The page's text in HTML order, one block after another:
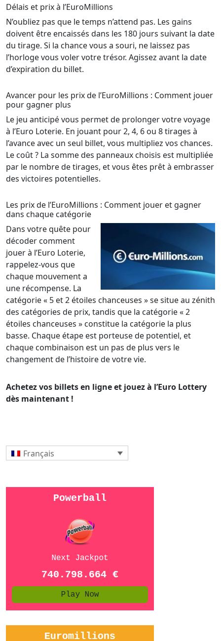
Délais et prix à l’EuroMillions
N’oubliez pas que le temps n’attend pas. Les gains
doivent être encaissés dans les 180 jours suivant la date
du tirage. Si la chance vous a souri, ne laissez pas
l’horloge vous voler votre trésor. Agissez avant la date
d’expiration du billet.
Avancer pour les prix de l’EuroMillions : Comment jouer
pour gagner plus
Le jeu anticipé vous permet de prolonger votre voyage
à l’Euro Loterie. En jouant pour 2, 4, 6 ou 8 tirages à
l’avance avec un seul billet, vous multipliez vos chances.
Le coût ? La somme des panneaux choisis est multipliée
par le nombre de tirages, et vous êtes prêt à embrasser
des victoires potentielles.
Les prix de l’EuroMillions : Comment jouer et gagner
dans chaque catégorie
Dans votre quête pour
décoder comment
jouer à l’Euro Loterie,
rappelez-vous que
chaque mouvement a
une récompense. La
catégorie « 5 et 2 étoiles chanceuses » se situe au zénith
des catégories de prix, tandis que la catégorie « 2
étoiles chanceuses » constitue la catégorie la plus
basse. Chaque étape est porteuse de potentiel, et
chaque combinaison est un pas de plus vers le
changement de l’histoire de votre vie.
Achetez vos billets en ligne et jouez à l’Euro Lottery
dès maintenant !
Français